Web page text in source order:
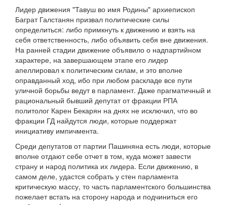
Лидер движения "Тавуш во имя Родины" архиепископ
Баграт Галстанян призвал политические силы
определиться: либо примкнуть к движению и взять на
себя ответственность, либо объявить себя вне движения.
На ранней стадии движение объявило о надпартийном
характере, на завершающем этапе его лидер
апеллировал к политическим силам, и это вполне
оправданный ход, ибо при любом раскладе все пути
уличной борьбы ведут в парламент. Даже прагматичный и
рациональный бывший депутат от фракции РПА
политолог Карен Бекарян на днях не исключил, что во
фракции ГД найдутся люди, которые поддержат
инициативу импичмента.
Среди депутатов от партии Пашиняна есть люди, которые
вполне отдают себе отчет в том, куда может завести
страну и народ политика их лидера. Если движению, в
самом деле, удастся собрать у стен парламента
критическую массу, то часть парламентского большинства
пожелает встать на сторону народа и подчиниться его